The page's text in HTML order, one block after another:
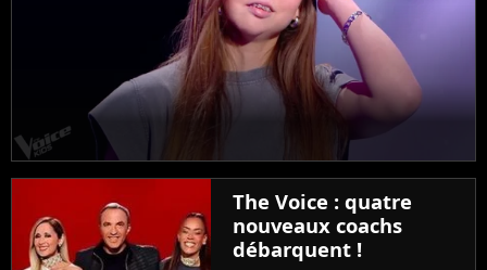
The Voice : quatre
nouveaux coachs
débarquent !